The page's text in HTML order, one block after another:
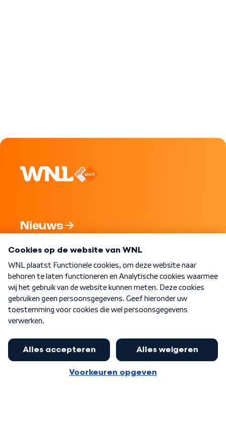
Nieuws
Nieuwsbrief
Word Lid